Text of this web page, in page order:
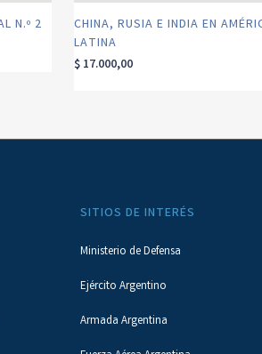
N.º 2
CHINA, RUSIA E INDIA EN
LATINA
$17.000,00
SITIOS DE INTERÉS
Ministerio de Defensa
Ejército Argentino
Armada Argentina